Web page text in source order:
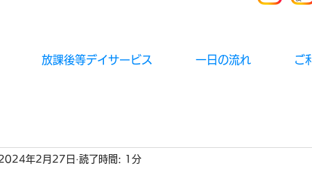
放課後等デイサービス 一日の流れ ご
年2月27日 読了時間: 1分